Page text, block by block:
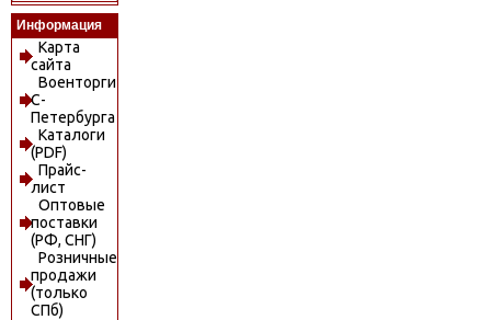
Информация
Карта
сайта
Военторги
С-
Петербурга
Каталоги
(PDF)
Прайс-
лист
Оптовые
поставки
(РФ, СНГ)
Розничные
продажи
(только
СПб)